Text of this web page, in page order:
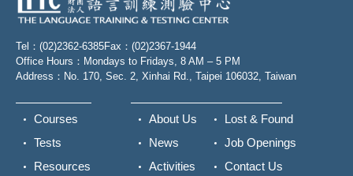
Tel：(02)2362-6385Fax：(02)2367-1944
Office Hours：Mondays to Fridays, 8 AM – 5 PM
Address：No. 170, Sec. 2, Xinhai Rd., Taipei 106032, Taiwan
Courses
Tests
Resources
About Us
News
Activities
Lost & Found
Job Openings
Contact Us